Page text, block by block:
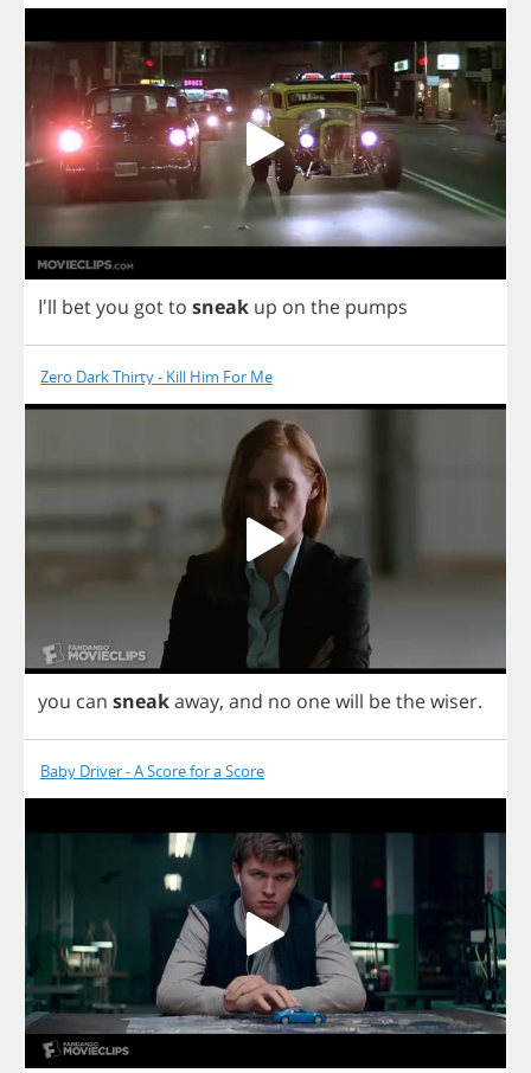
I'll betyou gotto sneak up on the pumps
Zero Dark Thirty - Kill Him For Me
you can sneakaway, and no onewill bethewiser.
Baby Driver - A Score for a Score